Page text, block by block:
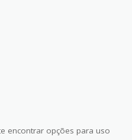
encontrar opções para uso